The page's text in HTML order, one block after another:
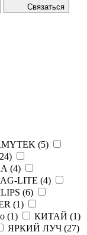
Связаться
(5)
24)
(4)
LITE (4)
(6)
(1)
(1) КИТАЙ (1)
ЯРКИЙ ЛУЧ (27)